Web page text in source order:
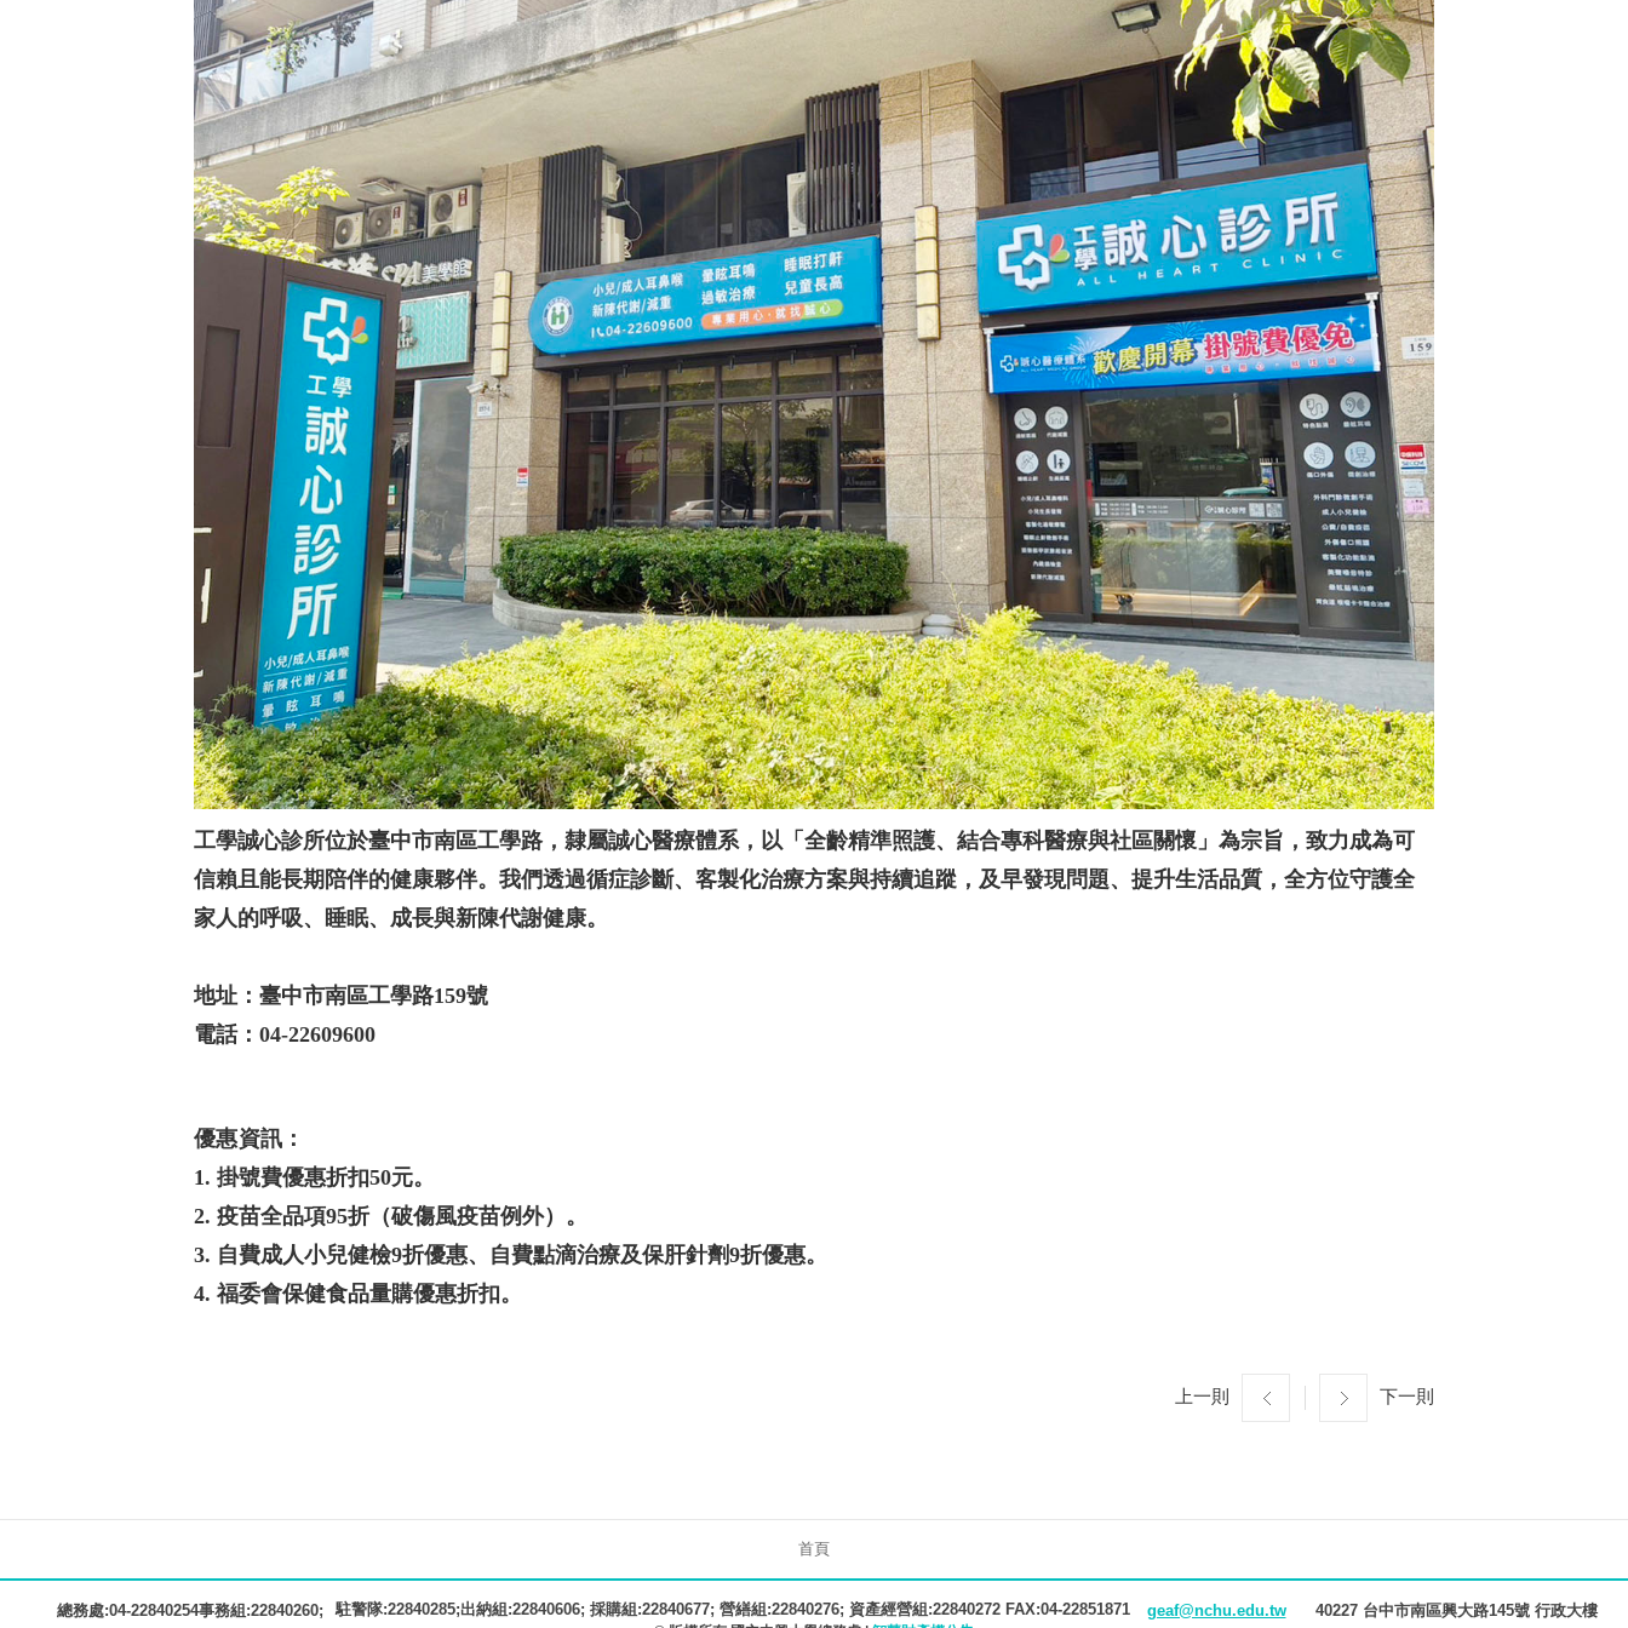
工學誠心診所位於臺中市南區工學路，隸屬誠心醫療體系，以「全齡精準照護、結合專科醫療與社區關懷」為宗旨，致力成為可
信賴且能長期陪伴的健康夥伴。我們透過循症診斷、客製化治療方案與持續追蹤，及早發現問題、提升生活品質，全方位守護全
家人的呼吸、睡眠、成長與新陳代謝健康。
地址：臺中市南區工學路159號
電話： 04-22609600
優惠資訊：
1. 掛號費優惠折扣50元。
2. 疫苗全品項95折（破傷風疫苗例外）。
3. 自費成人小兒健檢9折優惠、自費點滴治療及保肝針劑9折優惠。
4. 福委會保健食品量購優惠折扣。
上一則 下一則
首頁
總務處:04-22840254事務組:22840260; 駐警隊:22840285;出納組:22840606; 採購組:22840677; 營繕組:22840276; 資產經營組:22840272 FAX:04-22851871 geaf@nchu.edu.tw 40227 台中市南區興大路145號 行政大樓